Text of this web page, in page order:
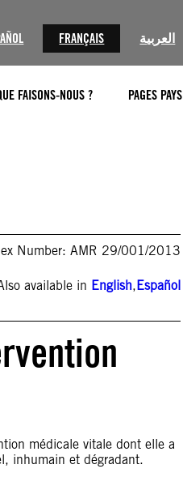
FRANÇAIS العربية
FAISONS-NOUS ? PAGES PAYS
Number: AMR 29/001/2013
available in English,Español
médicale vitale dont elle a
inhumain et dégradant.